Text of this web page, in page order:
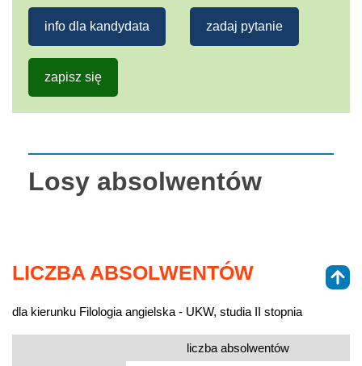
info dla kandydata zadaj pytanie
zapisz się
Losy absolwentów
LICZBA ABSOLWENTÓW
dla kierunku Filologia angielska - UKW, studia II stopnia
liczba absolwentów